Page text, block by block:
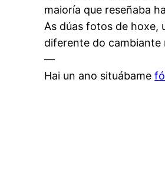
maioría que reseñaba
As dúas fotos de hoxe,
diferente do cambiante
—
Hai un ano situábame